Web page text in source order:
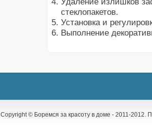
стеклопакетов.
Установка и
Выполнение
Copyright © Боремся за красоту в доме - 2011-2012.